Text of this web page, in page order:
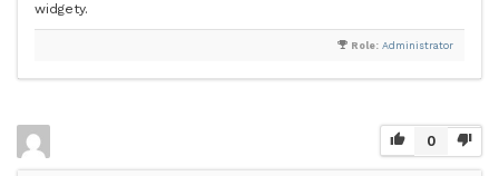
widgety.
Role: Administrator
0